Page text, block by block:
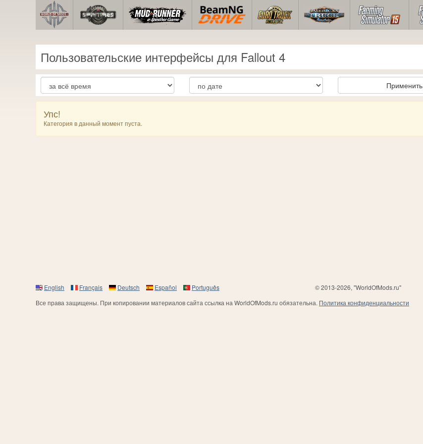
Пользовательские интерфейсы для Fallout 4
Применить
Упс!
Категория в данный момент пуста.
English Français Deutsch Español Português
© 2013-2026, "WorldOfMods.ru"
Все права защищены. При копировании материалов сайта ссылка на WorldOfMods.ru обязательна. Политика конфиденциальности